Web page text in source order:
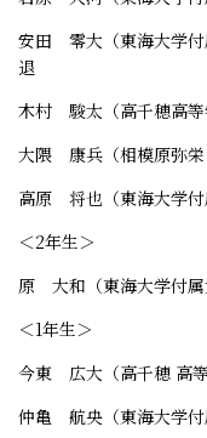
安田 零大（東海大学
退
木村 駿太（高千穂高
大隈 康兵（相模原弥
高原 将也（東海大学
＜2年生＞
原 大和（東海大学付
＜1年生＞
今東 広大（高千穂 高
仲亀 航央（東海大学